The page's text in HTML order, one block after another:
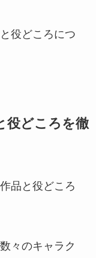
役どころにつ
役どころを徹
品と役どころ
々のキャラク